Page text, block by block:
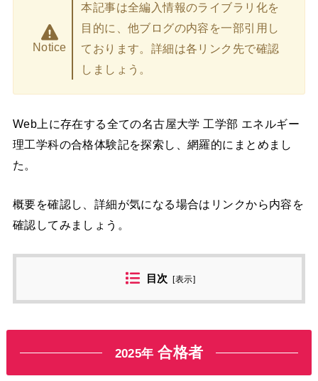
Notice
本記事は全編入情報のライブラリ化を
目的に、他ブログの内容を一部引用し
ております。詳細は各リンク先で確認
しましょう。
Web上に存在する全ての名古屋大学 工学部 エネルギー
理工学科の合格体験記を探索し、網羅的にまとめまし
た。
概要を確認し、詳細が気になる場合はリンクから内容を
確認してみましょう。
目次 [表示]
2025年 合格者